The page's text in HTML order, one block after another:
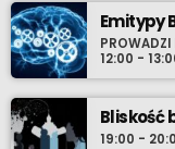
kolor zielony,Emitypy
PROWADZI
12:00 -
Bliskość
19:00 -